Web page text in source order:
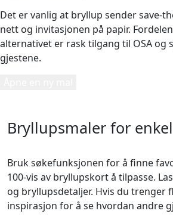
Det er vanlig at bryllup sender save-
nett og invitasjonen på papir.
alternativet er rask tilgang til OSA og
gjestene.
Bryllupsmaler for
Bruk søkefunksjonen for å finne
100-vis av bryllupskort å tilpasse.
og bryllupsdetaljer. Hvis du trenger
inspirasjon for å se hvordan andre